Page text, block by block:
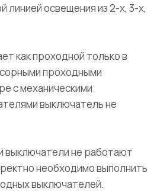
линией освещения из 2-х, 3-х,
как проходной только в
проходными
с механическими
выключатель не
выключатели не работают
необходимо выполнить
выключателей.